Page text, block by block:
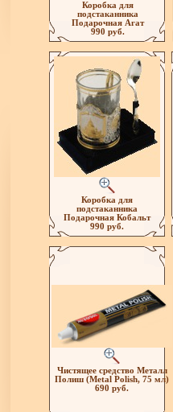
Коробка для
подстаканника
Подарочная Агат
990 руб.
Коробка для
подстаканника
Подарочная Кобальт
990 руб.
Чистящее средство Металл
Полиш (Metal Polish, 75 мл)
690 руб.